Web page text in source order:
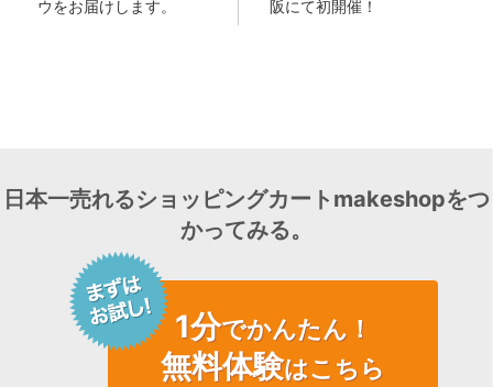
ウをお届けします。
阪にて初開催！
日本一売れるショッピングカートmakeshopをつ
かってみる。
1分でかんたん！
無料体験はこちら